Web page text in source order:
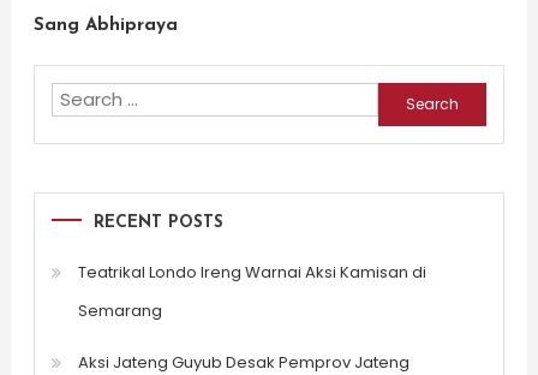
Sang Abhipraya
Search
for:
RECENT POSTS
Teatrikal Londo Ireng Warnai Aksi Kamisan di
Semarang
Aksi Jateng Guyub Desak Pemprov Jateng